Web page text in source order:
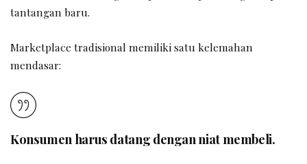
tantangan baru.
Marketplace tradisional memiliki satu kelemahan
mendasar:
Konsumen harus datang dengan niat membeli.